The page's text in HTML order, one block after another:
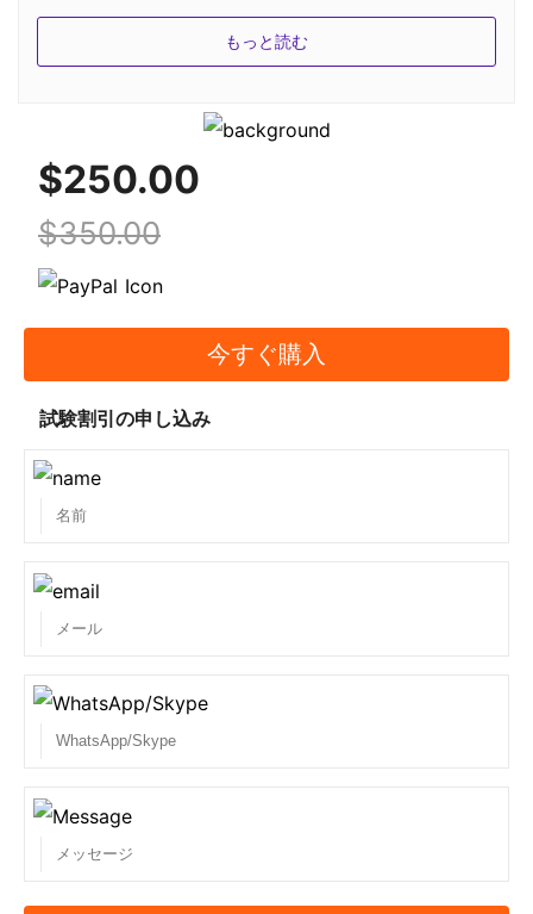
受験者はこの500-470認定試験を特に要求されないで
受けることができます。
はい、模擬試験に含まれる問題は500-470
Certificationの最新の動向と一致して、あなたにアッ
プグレードされる利益を与えます。
4.SPOTO Cisco問題集だけで試験に合格できます
か？
確かに確かです!cciedump.spoto.netのCisco製品はす
べて最新バージョンなので、製品の品質には自信があ
ります。ただ、実際の試験に出る前に、3日から5日の
間、それぞれの試験の問題と解答の製品を勉強するこ
5.アップデートは無料ですか？
我々は、問題集を使用した日から7日間の有効期間中
を練習することをお勧めします。 99.9％の会員が7日
以内に試験に合格しました。例外的に、我々は7日以
6.問題集のフォーマットとは？
す。CCIEラボのワークブックと解答はPDF形式です。
7.商品の代金を支払いましたが、いつ商品を受け取る
お支払いが完了した場合、確認後8時間以内に製品へ
もっと読む
$250.00
$350.00
今すぐ購入
試験割引の申し込み